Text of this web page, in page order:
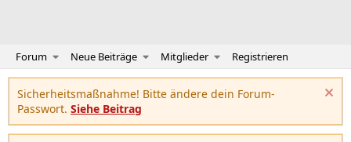
Forum Neue Beiträge Mitglieder Registrieren
Sicherheitsmaßnahme! Bitte ändere dein Forum-
Passwort. Siehe Beitrag